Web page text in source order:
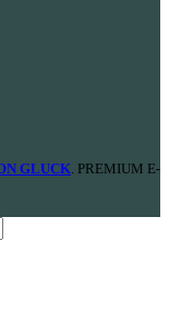
GLUCK . PREMIUM E-